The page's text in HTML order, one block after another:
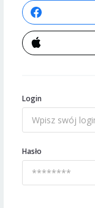
Login
Hasło